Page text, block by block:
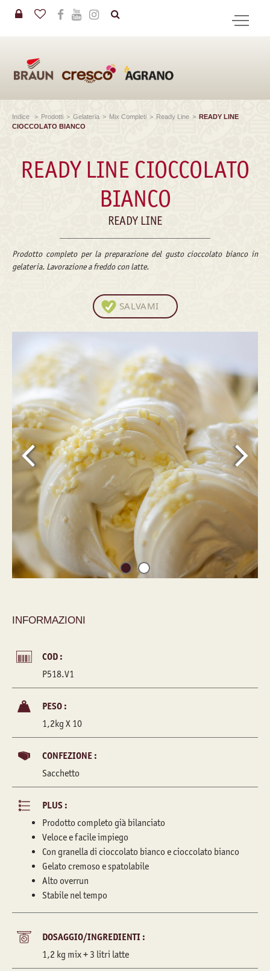
Indice > Prodotti > Gelateria > Mix Completi > Ready Line > READY LINE
CIOCCOLATO BIANCO
READY LINE CIOCCOLATO
BIANCO
READY LINE
Prodotto completo per la preparazione del gusto cioccolato bianco in
gelateria. Lavorazione a freddo con latte.
SALVAMI
INFORMAZIONI
COD :
P518.V1
PESO :
1,2kg X 10
CONFEZIONE :
Sacchetto
PLUS :
Prodotto completo già bilanciato
Veloce e facile impiego
Con granella di cioccolato bianco e cioccolato bianco
Gelato cremoso e spatolabile
Alto overrun
Stabile nel tempo
DOSAGGIO/INGREDIENTI :
1,2 kg mix + 3 litri latte